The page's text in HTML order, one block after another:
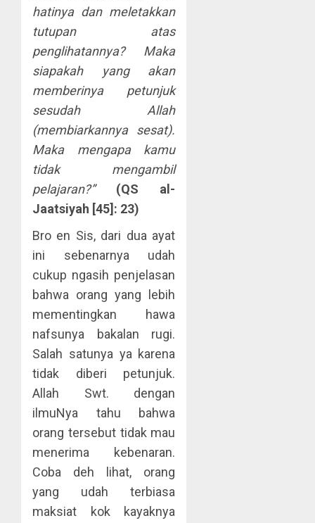
hatinya dan meletakkan
tutupan atas
penglihatannya? Maka
siapakah yang akan
memberinya petunjuk
sesudah Allah
(membiarkannya sesat).
Maka mengapa kamu
tidak mengambil
pelajaran?”
(QS al-
Jaatsiyah [45]: 23)
Bro en Sis, dari dua ayat
ini sebenarnya udah
cukup ngasih penjelasan
bahwa orang yang lebih
mementingkan hawa
nafsunya bakalan rugi.
Salah satunya ya karena
tidak diberi petunjuk.
Allah Swt. dengan
ilmuNya tahu bahwa
orang tersebut tidak mau
menerima kebenaran.
Coba deh lihat, orang
yang udah terbiasa
maksiat kok kayaknya